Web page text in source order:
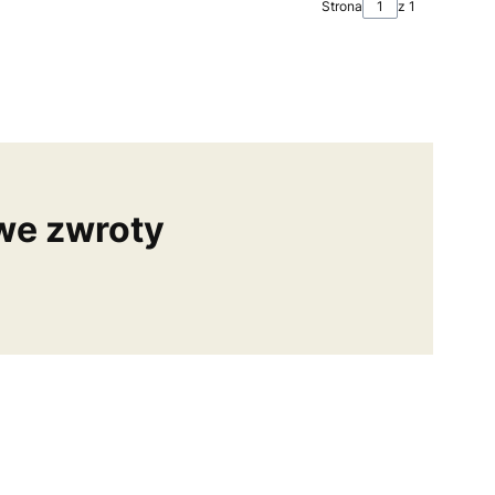
Strona z 1
zwroty